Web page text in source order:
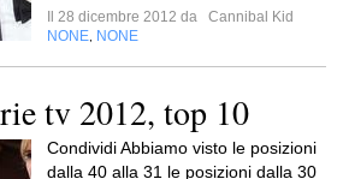
Il 28 dicembre 2012 da
Cannibal Kid
NONE NONE
tv 2012, top 10
Condividi Abbiamo visto le posizioni
dalla 40 alla 31 le posizioni dalla 30